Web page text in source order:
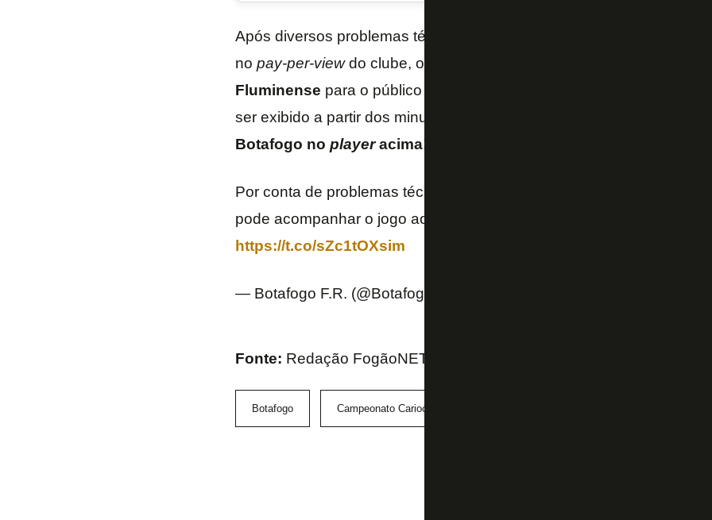
Após diversos problemas técnicos na plataforma que ocasionaram
no pay-per-viewdo clube, o
Fluminense para o público em geral, no
ser exibido a partir dos minutos finais do primeiro tempo.
Botafogo no playeracima!
Por conta de problemas técnicos na plataforma, o assinante do PPV
pode acompanhar o jogo ao vivo, com imagens, no nosso canal do
https://t.co/sZc1tOXsim
— Botafogo F.R. (@Botafogo)
Fonte: Redação FogãoNET
Botafogo Campeonato Carioca